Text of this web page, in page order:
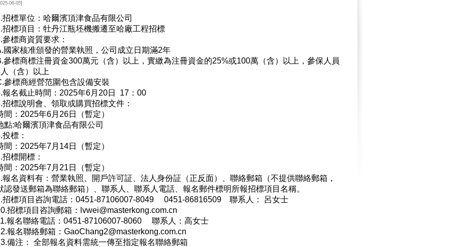
06-05]
招標單位：哈爾濱頂津食品有限公司
招標項目：牡丹江瓶坯機搬遷至哈廠工程招標
參標商資質要求：
國家核准頒發的營業執照，公司成立日期滿2年
參標商標注冊資金300萬元（含）以上，實繳為注冊資金的25%或100萬（含）以上，參保人員
（含）以上
參標商經營范圍包含設備安裝
報名截止時間：2025年6月20日 17：00
招標說明會、領取或購買招標文件：
間：2025年6月26日（暫定）
點:哈爾濱頂津食品有限公司
投標：
間：2025年7月14日（暫定）
招標開標：
間：2025年7月21日（暫定）
報名資料有：營業執照、開戶許可証、法人身份証（正反面）、聯絡郵箱（不提供聯絡郵箱，
認發送郵箱為聯絡郵箱）、聯系人、聯系人電話、報名郵件標明所報招標項目名稱。
招標項目咨詢電話：0451-87106007-8049 0451-86816509 聯系人： 呂女士
招標項目咨詢郵箱：lvwei@masterkong.com.cn
報名聯絡電話：0451-87106007-8060 聯系人：高女士
報名聯絡郵箱：GaoChang2@masterkong.com.cn
備注： 全部報名資料需統一傳至指定報名聯絡郵箱